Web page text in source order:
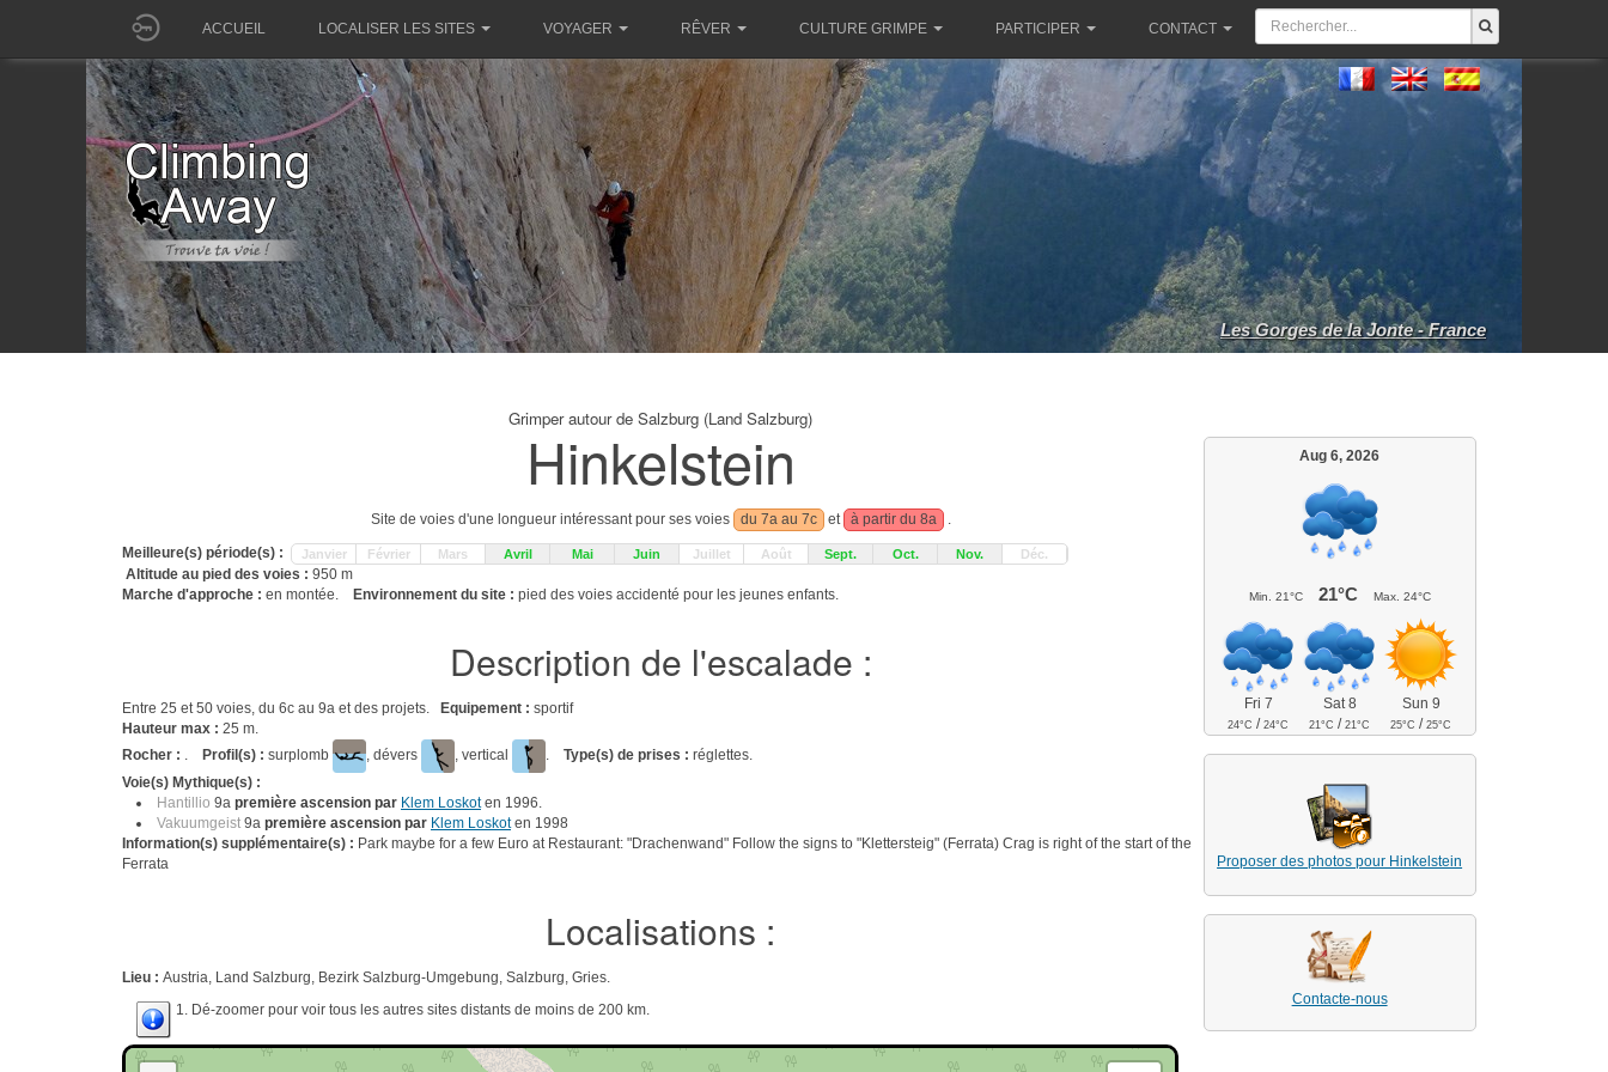
ACCUEIL LOCALISER LES SITES VOYAGER RÊVER CULTURE GRIMPE PARTICIPER CONTACT
Les Gorges de la Jonte - France
Grimper autour de Salzburg (Land Salzburg)
Hinkelstein
Site de voies d'une longueur intéressant pour ses voies du 7a au 7c et à partir du 8a .
Meilleure(s) période(s) : Janvier Février Mars Avril Mai Juin Juillet Août Sept. Oct. Nov. Déc.
Altitude au pied des voies : 950 m
Marche d'approche : en montée. Environnement du site : pied des voies accidenté pour les jeunes enfants.
Description de l'escalade :
Entre 25 et 50 voies, du 6c au 9a et des projets. Equipement : sportif
Hauteur max : 25 m.
Rocher : . Profil(s) : surplomb , dévers , vertical . Type(s) de prises : réglettes.
Voie(s) Mythique(s) :
Hantillio 9a première ascension par Klem Loskoten 1996.
Vakuumgeist 9a première ascension par Klem Loskoten 1998
Information(s) supplémentaire(s) : Park maybe for a few Euro at Restaurant: "Drachenwand" Follow the signs to "Klettersteig" (Ferrata) Crag is right of the start of the
Ferrata
Localisations :
Lieu : Austria, Land Salzburg, Bezirk Salzburg-Umgebung, Salzburg, Gries.
1. Dé-zoomer pour voir tous les autres sites distants de moins de 200 km.
Aug 6, 2026
Min. 21°C 21°C Max. 24°C
Fri 7
24°C /24°C
Sat 8
21°C /21°C
Sun 9
25°C /25°C
Proposer des photos pour Hinkelstein
Contacte-nous